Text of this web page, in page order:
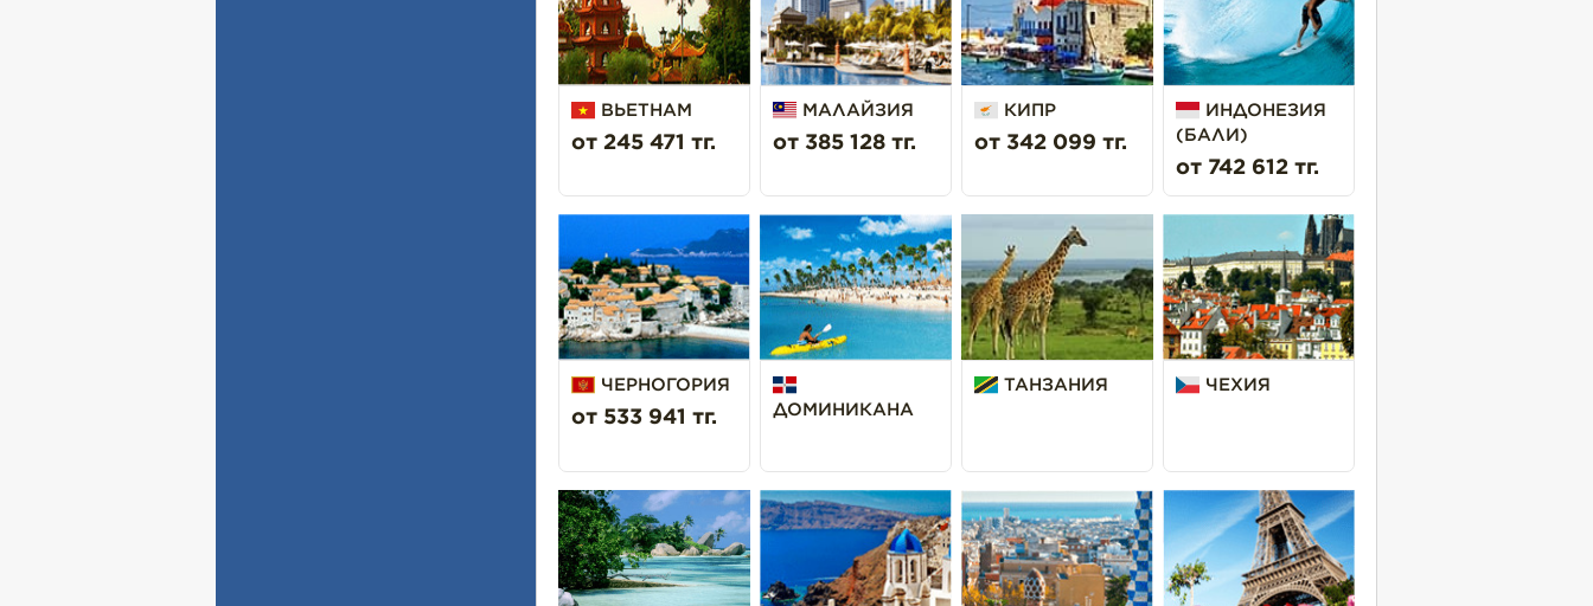
ВЬЕТНАМ
от 245 471 тг.
МАЛАЙЗИЯ
от 385 128 тг.
КИПР
от 342 099 тг.
ИНДОНЕЗИЯ
(БАЛИ)
от 742 612 тг.
ЧЕРНОГОРИЯ
от 533 941 тг. ДОМИНИКАНА
ТАНЗАНИЯ ЧЕХИЯ